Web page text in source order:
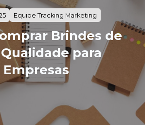
Equipe Tracking Marketing
Brindes de
para
Empresas